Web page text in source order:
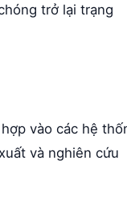
trở lại trạng
vào các hệ
và nghiên cứu